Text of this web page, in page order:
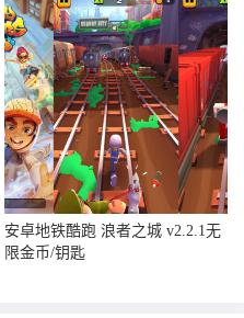
安卓地铁酷跑 浪者之城 v2.2.1无
限金币/钥匙